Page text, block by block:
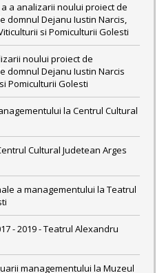
a analizarii noului proiect de
domnul Dejanu Iustin Narcis,
si Pomiculturii Golesti
noului proiect de
domnul Dejanu Iustin Narcis
Pomiculturii Golesti
la Centrul Cultural
Cultural Judetean Arges
a managementului la Teatrul
- 2019 - Teatrul Alexandru
managementului la Muzeul